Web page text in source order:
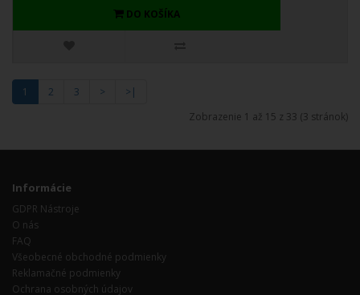
DO KOŠÍKA
1 2 3 >
>|
Zobrazenie 1 až 15 z 33 (3 stránok)
Informácie
GDPR Nástroje
O nás
FAQ
Všeobecné obchodné podmienky
Reklamačné podmienky
Ochrana osobných údajov